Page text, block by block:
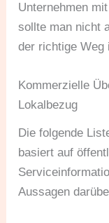
Unternehmen
sollte man nicht
der richtige Weg
Kommerzielle
Lokalbezug
Die folgende
basiert auf
Aussagen